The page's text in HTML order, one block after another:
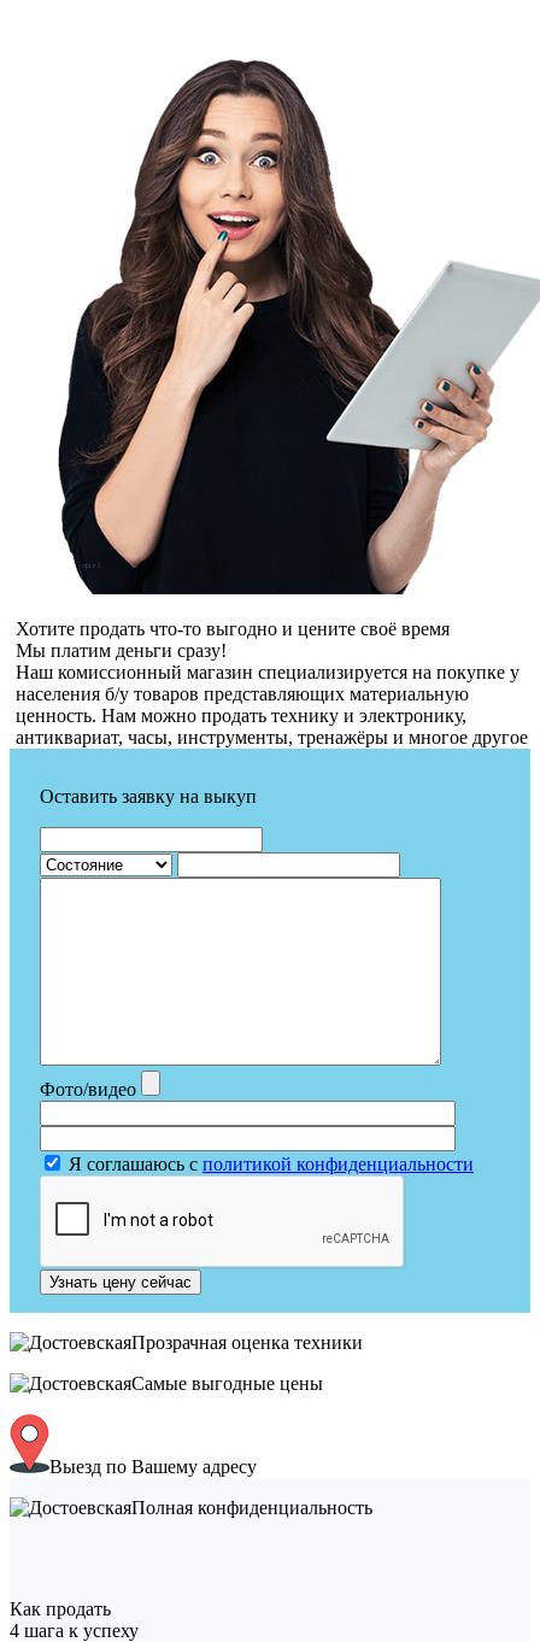
Хотите продать что-то выгодно и цените своё время
Мы платим деньги сразу!
Наш комиссионный магазин специализируется на покупке у
населения б/у товаров представляющих материальную
ценность. Нам можно продать технику и электронику,
антиквариат, часы, инструменты, тренажёры и многое другое
Оставить заявку на выкуп
Фото/видео
Я соглашаюсь с политикой конфиденциальности
Узнать цену сейчас
Прозрачная оценка техники
Самые выгодные цены
Выезд по Вашему адресу
Полная конфиденциальность
Как продать
4 шага к успеху